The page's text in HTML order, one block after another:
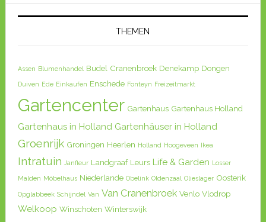
THEMEN
Assen Blumenhandel Budel Cranenbroek Denekamp Dongen
Duiven Ede Einkaufen Enschede Fonteyn Freizeitmarkt
Gartencenter Gartenhaus Gartenhaus Holland
Gartenhaus in Holland Gartenhäuser in Holland
Groenrijk Groningen Heerlen Holland Hoogeveen Ikea
Intratuin Janfleur Landgraaf Leurs Life & Garden Losser
Malden Möbelhaus Niederlande Obelink Oldenzaal Olieslager Oosterik
Opglabbeek Schijndel Van Van Cranenbroek Venlo Vlodrop
Welkoop Winschoten Winterswijk